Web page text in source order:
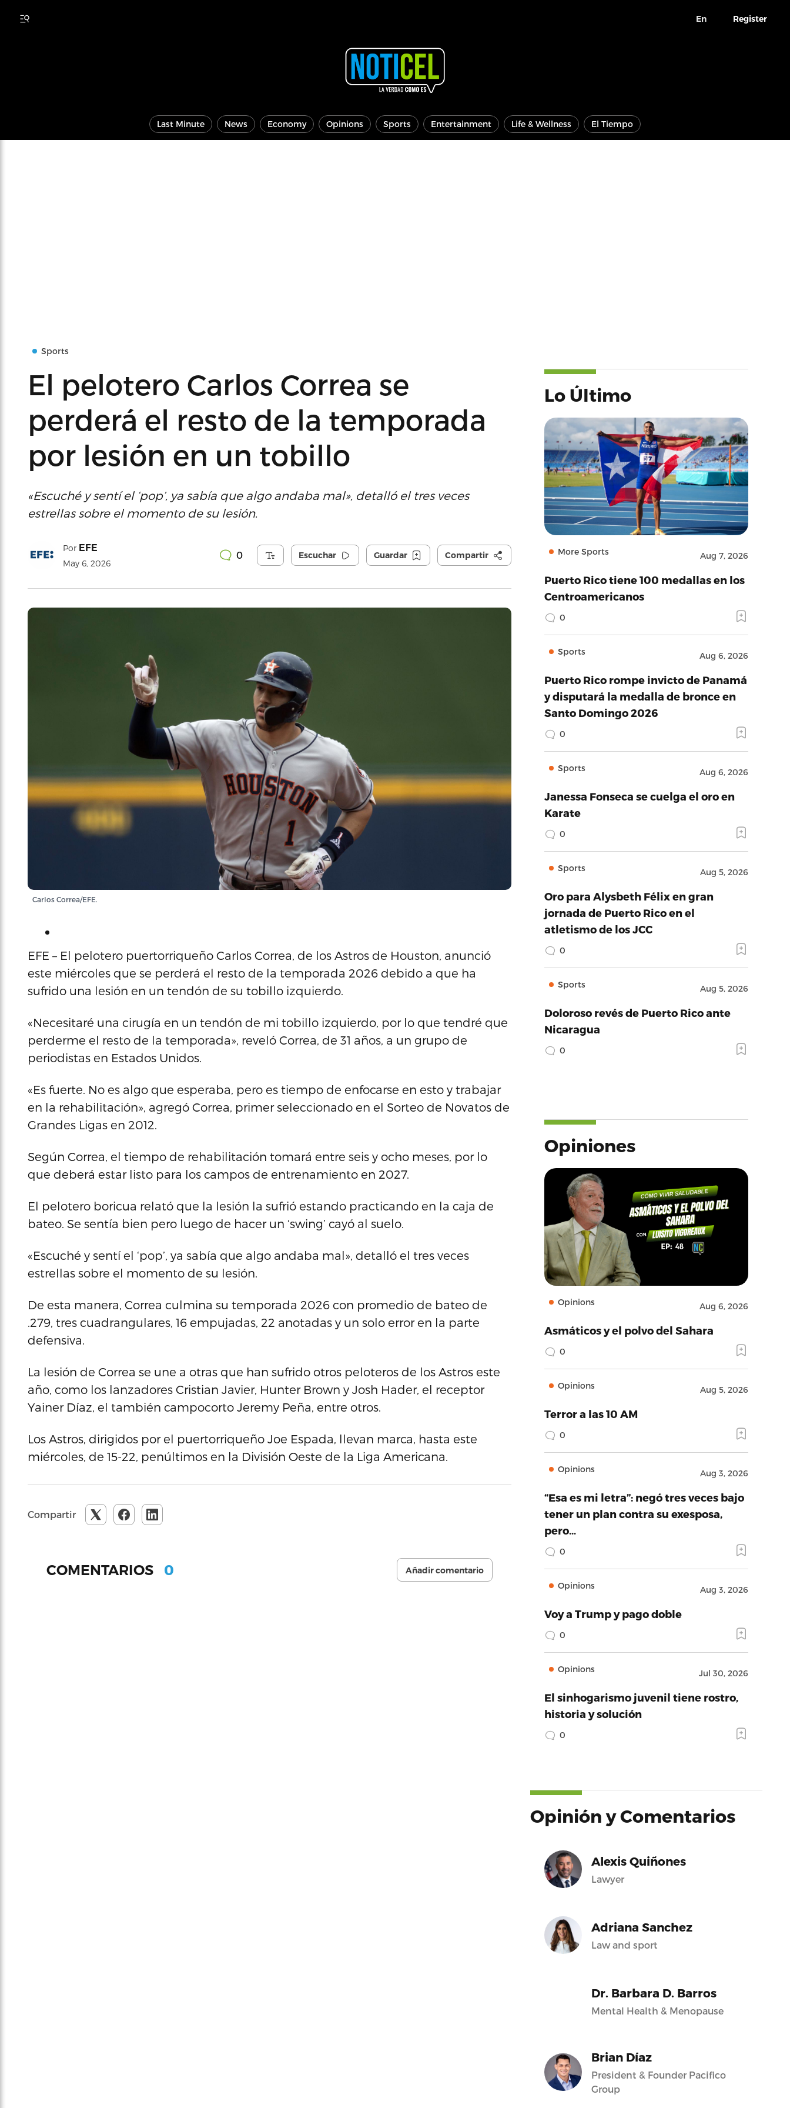
En Register
Last Minute News Economy Opinions Sports Entertainment Life & Wellness El Tiempo
Sports
El pelotero Carlos Correa se
perderá el resto de la temporada
por lesión en un tobillo
«Escuché y sentí el ‘pop’, ya sabía que algo andaba mal», detalló el tres veces
estrellas sobre el momento de su lesión.
Por EFE
May 6, 2026
0 Escuchar Guardar Compartir
Carlos Correa/EFE.
EFE – El pelotero puertorriqueño Carlos Correa, de los Astros de Houston, anunció
este miércoles que se perderá el resto de la temporada 2026 debido a que ha
sufrido una lesión en un tendón de su tobillo izquierdo.
«Necesitaré una cirugía en un tendón de mi tobillo izquierdo, por lo que tendré que
perderme el resto de la temporada», reveló Correa, de 31 años, a un grupo de
periodistas en Estados Unidos.
«Es fuerte. No es algo que esperaba, pero es tiempo de enfocarse en esto y trabajar
en la rehabilitación», agregó Correa, primer seleccionado en el Sorteo de Novatos de
Grandes Ligas en 2012.
Según Correa, el tiempo de rehabilitación tomará entre seis y ocho meses, por lo
que deberá estar listo para los campos de entrenamiento en 2027.
El pelotero boricua relató que la lesión la sufrió estando practicando en la caja de
bateo. Se sentía bien pero luego de hacer un ‘swing’ cayó al suelo.
«Escuché y sentí el ‘pop’, ya sabía que algo andaba mal», detalló el tres veces
estrellas sobre el momento de su lesión.
De esta manera, Correa culmina su temporada 2026 con promedio de bateo de
.279, tres cuadrangulares, 16 empujadas, 22 anotadas y un solo error en la parte
defensiva.
La lesión de Correa se une a otras que han sufrido otros peloteros de los Astros este
año, como los lanzadores Cristian Javier, Hunter Brown y Josh Hader, el receptor
Yainer Díaz, el también campocorto Jeremy Peña, entre otros.
Los Astros, dirigidos por el puertorriqueño Joe Espada, llevan marca, hasta este
miércoles, de 15-22, penúltimos en la División Oeste de la Liga Americana.
Compartir
COMENTARIOS 0 Añadir comentario
Lo Último
More Sports Aug 7, 2026
Puerto Rico tiene 100 medallas en los
Centroamericanos
0
Sports Aug 6, 2026
Puerto Rico rompe invicto de Panamá
y disputará la medalla de bronce en
Santo Domingo 2026
0
Sports Aug 6, 2026
Janessa Fonseca se cuelga el oro en
Karate
0
Sports Aug 5, 2026
Oro para Alysbeth Félix en gran
jornada de Puerto Rico en el
atletismo de los JCC
0
Sports Aug 5, 2026
Doloroso revés de Puerto Rico ante
Nicaragua
0
Opiniones
Opinions Aug 6, 2026
Asmáticos y el polvo del Sahara
0
Opinions Aug 5, 2026
Terror a las 10 AM
0
Opinions Aug 3, 2026
“Esa es mi letra”: negó tres veces bajo
tener un plan contra su exesposa,
pero…
0
Opinions Aug 3, 2026
Voy a Trump y pago doble
0
Opinions Jul 30, 2026
El sinhogarismo juvenil tiene rostro,
historia y solución
0
Opinión y Comentarios
Alexis Quiñones
Lawyer
Adriana Sanchez
Law and sport
Dr. Barbara D. Barros
Mental Health & Menopause
Brian Díaz
President & Founder Pacifico
Group